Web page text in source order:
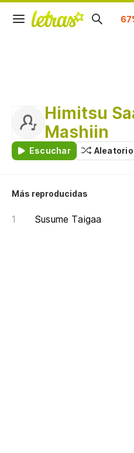
Himitsu
Mashiin
Escuchar Aleatorio
Más reproducidas
Susume Taigaa